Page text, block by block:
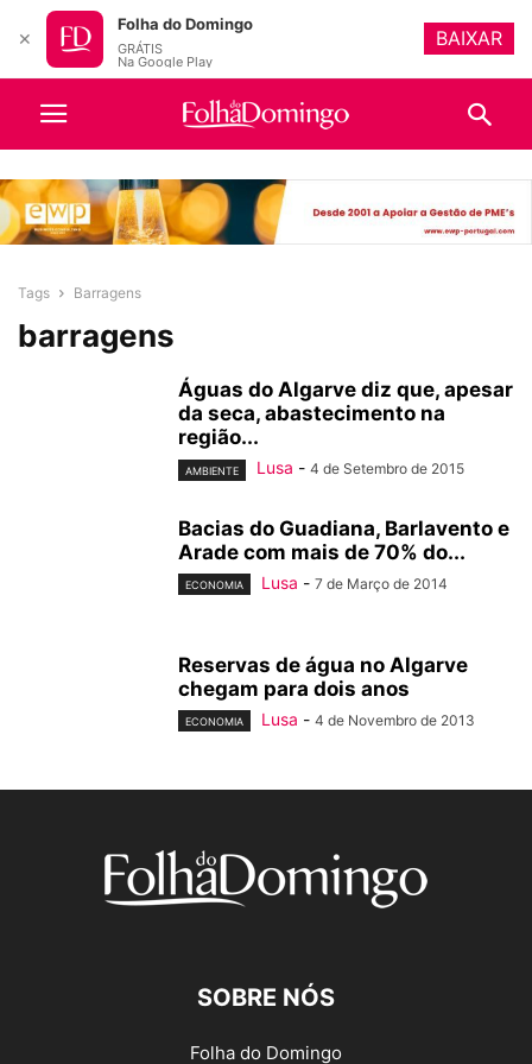
Tags Barragens
barragens
Águas do Algarve diz que, apesar
da seca, abastecimento na
região...
AMBIENTE Lusa - 4 de Setembro de 2015
Bacias do Guadiana, Barlavento e
Arade com mais de 70% do...
ECONOMIA Lusa - 7 de Março de 2014
Reservas de água no Algarve
chegam para dois anos
ECONOMIA Lusa - 4 de Novembro de 2013
SOBRE NÓS
Folha do Domingo
✕
Folha do Domingo
GRÁTIS
Na Google Play
BAIXAR